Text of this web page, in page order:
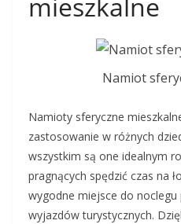
Namiot
Namioty sferyczne
zastosowanie w różnych
wszystkim są one idealnym
pragnących spędzić czas na
wygodne miejsce do
wyjazdów turystycznych.